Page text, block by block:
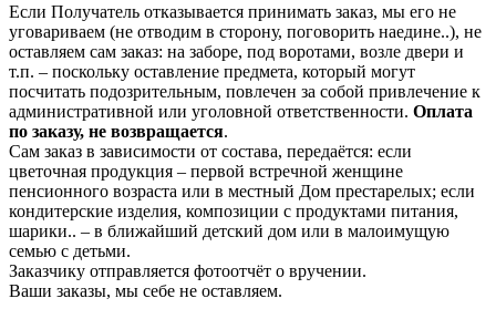
Если Получатель отказывается принимать заказ, мы его не
уговариваем (не отводим в сторону, поговорить наедине..), не
оставляем сам заказ: на заборе, под воротами, возле двери и
т.п. – поскольку оставление предмета, который могут
посчитать подозрительным, повлечен за собой привлечение к
административной или уголовной ответственности. Оплата
по заказу, не возвращается.
Сам заказ в зависимости от состава, передаётся: если
цветочная продукция – первой встречной женщине
пенсионного возраста или в местный Дом престарелых; если
кондитерские изделия, композиции с продуктами питания,
шарики.. – в ближайший детский дом или в малоимущую
семью с детьми.
Заказчику отправляется фотоотчёт о вручении.
Ваши заказы, мы себе не оставляем.